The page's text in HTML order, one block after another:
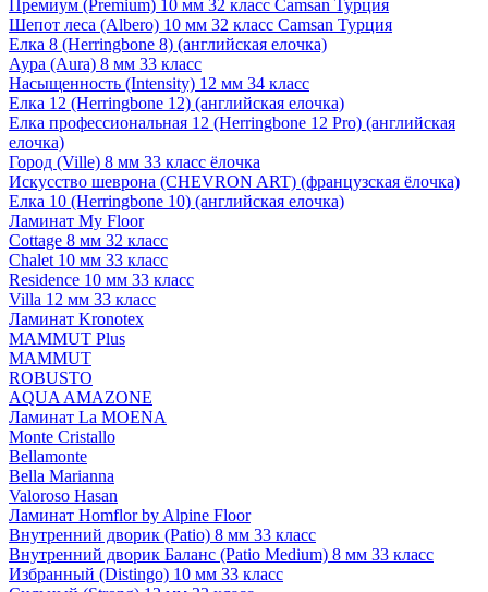
Премиум (Premium) 10 мм 32 класс Camsan Турция
Шепот леса (Albero) 10 мм 32 класс Camsan Турция
Елка 8 (Herringbone 8) (английская елочка)
Аура (Aura) 8 мм 33 класс
Насыщенность (Intensity) 12 мм 34 класс
Елка 12 (Herringbone 12) (английская елочка)
Елка профессиональная 12 (Herringbone 12 Pro) (английская
елочка)
Город (Ville) 8 мм 33 класс ёлочка
Искусство шеврона (CHEVRON ART) (французская ёлочка)
Елка 10 (Herringbone 10) (английская елочка)
Ламинат My Floor
Cottage 8 мм 32 класс
Chalet 10 мм 33 класс
Residence 10 мм 33 класс
Villa 12 мм 33 класс
Ламинат Kronotex
MAMMUT Plus
MAMMUT
ROBUSTO
AQUA AMAZONE
Ламинат La MOENA
Monte Cristallo
Bellamonte
Bella Marianna
Valoroso Hasan
Ламинат Homflor by Alpine Floor
Внутренний дворик (Patio) 8 мм 33 класс
Внутренний дворик Баланс (Patio Medium) 8 мм 33 класс
Избранный (Distingo) 10 мм 33 класс